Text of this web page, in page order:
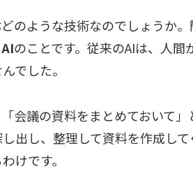
のような技術なのでしょうか。
のことです。従来のAIは、人
でした。
会議の資料をまとめておいて
出し、整理して資料を作成し
けです。